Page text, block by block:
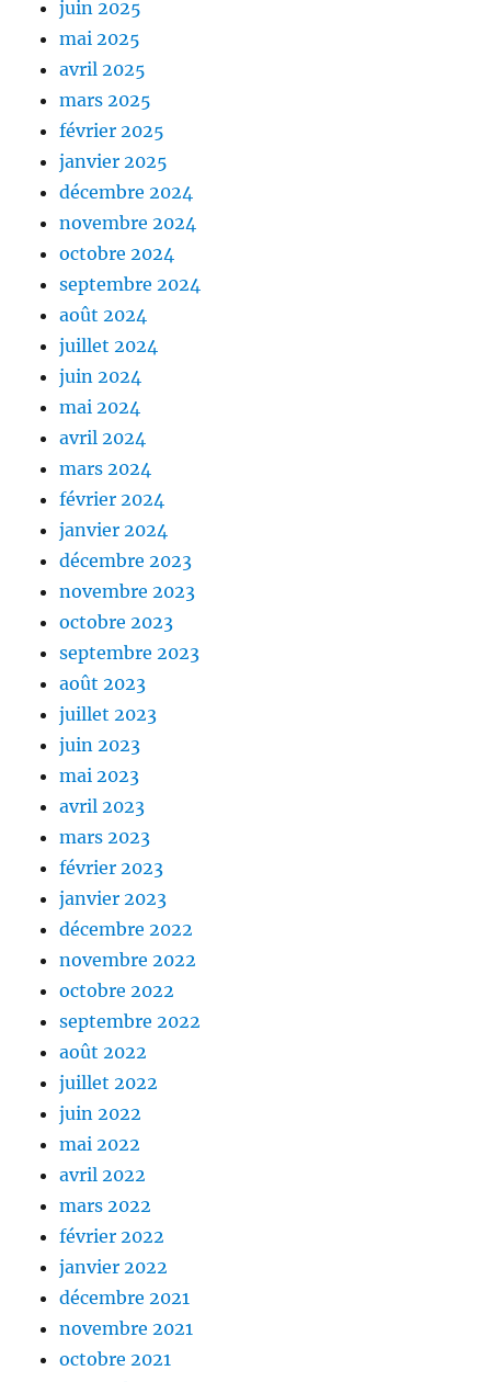
juin 2025
mai 2025
avril 2025
mars 2025
février 2025
janvier 2025
décembre 2024
novembre 2024
octobre 2024
septembre 2024
août 2024
juillet 2024
juin 2024
mai 2024
avril 2024
mars 2024
février 2024
janvier 2024
décembre 2023
novembre 2023
octobre 2023
septembre 2023
août 2023
juillet 2023
juin 2023
mai 2023
avril 2023
mars 2023
février 2023
janvier 2023
décembre 2022
novembre 2022
octobre 2022
septembre 2022
août 2022
juillet 2022
juin 2022
mai 2022
avril 2022
mars 2022
février 2022
janvier 2022
décembre 2021
novembre 2021
octobre 2021